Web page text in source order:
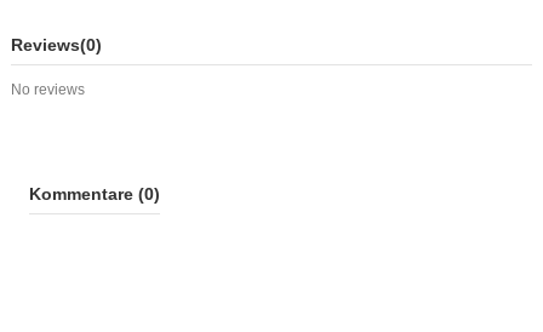
Reviews(0)
No reviews
Kommentare (0)